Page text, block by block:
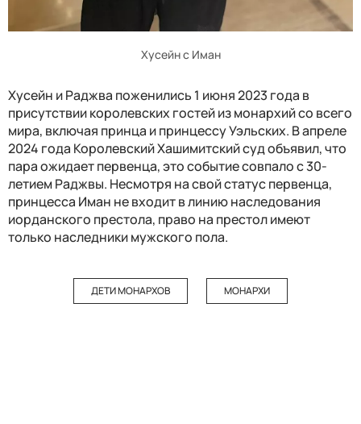
Хусейн с Иман
Хусейн и Раджва поженились 1 июня 2023 года в
присутствии королевских гостей из монархий со всего
мира, включая принца и принцессу Уэльских. В апреле
2024 года Королевский Хашимитский суд объявил, что
пара ожидает первенца, это событие совпало с 30-
летием Раджвы. Несмотря на свой статус первенца,
принцесса Иман не входит в линию наследования
иорданского престола, право на престол имеют
только наследники мужского пола.
ДЕТИ МОНАРХОВ МОНАРХИ